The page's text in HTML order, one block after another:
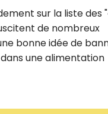
sur la liste des
de nombreux
bonne idée de
une alimentation